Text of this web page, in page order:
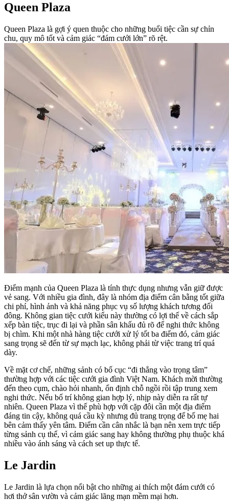
Queen Plaza
Queen Plaza là gợi ý quen thuộc cho những buổi tiệc cần sự chỉn
chu, quy mô tốt và cảm giác “đám cưới lớn” rõ rệt.
Điểm mạnh của Queen Plaza là tính thực dụng nhưng vẫn giữ được
vẻ sang. Với nhiều gia đình, đây là nhóm địa điểm cân bằng tốt giữa
chi phí, hình ảnh và khả năng phục vụ số lượng khách tương đối
đông. Không gian tiệc cưới kiểu này thường có lợi thế về cách sắp
xếp bàn tiệc, trục đi lại và phần sân khấu đủ rõ để nghi thức không
bị chìm. Khi một nhà hàng tiệc cưới xử lý tốt ba điểm đó, cảm giác
sang trọng sẽ đến từ sự mạch lạc, không phải từ việc trang trí quá
dày.
Về mặt cơ chế, những sảnh có bố cục “đi thẳng vào trọng tâm”
thường hợp với các tiệc cưới gia đình Việt Nam. Khách mời thường
đến theo cụm, chào hỏi nhanh, ổn định chỗ ngồi rồi tập trung xem
nghi thức. Nếu bố trí không gian hợp lý, nhịp này diễn ra rất tự
nhiên. Queen Plaza vì thế phù hợp với cặp đôi cần một địa điểm
đáng tin cậy, không quá cầu kỳ nhưng đủ trang trọng để bố mẹ hai
bên cảm thấy yên tâm. Điểm cần cân nhắc là bạn nên xem trực tiếp
từng sảnh cụ thể, vì cảm giác sang hay không thường phụ thuộc khá
nhiều vào ánh sáng và cách set up thực tế.
Le Jardin
Le Jardin là lựa chọn nổi bật cho những ai thích một đám cưới có
hơi thở sân vườn và cảm giác lãng mạn mềm mại hơn.